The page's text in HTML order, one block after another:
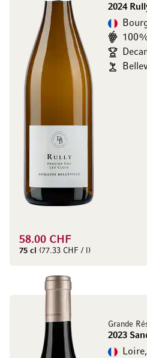
2024
58.00 CHF
75 cl (77.33 CHF / l)
Grande
2023